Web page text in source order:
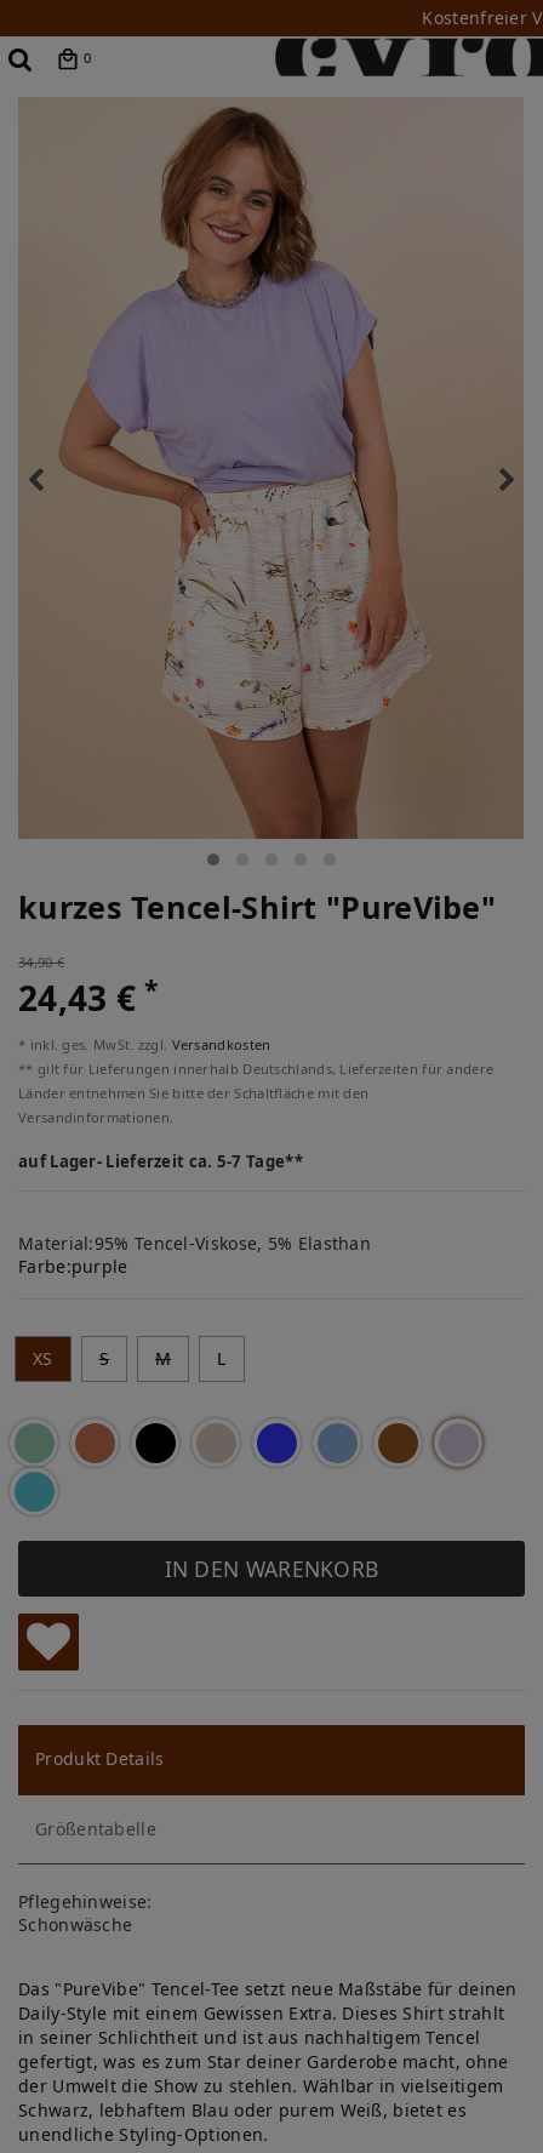
Kostenfreier
0
kurzes Tencel-Shirt "PureVibe"
34,90 €
24,43 €*
* inkl. ges. MwSt. zzgl. Versandkosten
** gilt für Lieferungen innerhalb Deutschlands, Lieferzeiten für andere
Länder entnehmen Sie bitte der Schaltfläche mit den
Versandinformationen.
auf Lager- Lieferzeit ca. 5-7 Tage**
Material:95% Tencel-Viskose, 5% Elasthan
Farbe:purple
XS S M L
IN DEN WARENKORB
W
u
ns
ch
lis
te
Produkt Details
Größentabelle
Pflegehinweise:
Schonwäsche
Das "PureVibe" Tencel-Tee setzt neue Maßstäbe für deinen
Daily-Style mit einem Gewissen Extra. Dieses Shirt strahlt
in seiner Schlichtheit und ist aus nachhaltigem Tencel
gefertigt, was es zum Star deiner Garderobe macht, ohne
der Umwelt die Show zu stehlen. Wählbar in vielseitigem
Schwarz, lebhaftem Blau oder purem Weiß, bietet es
unendliche Styling-Optionen.